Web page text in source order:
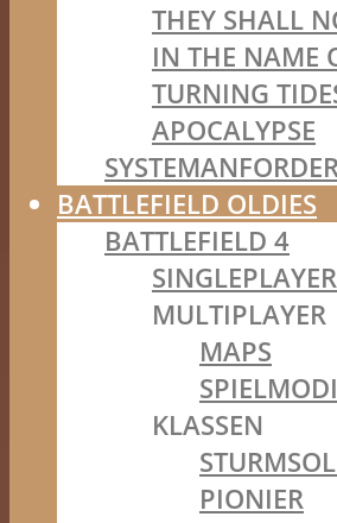
THEY SHALL
IN THE NAME
TURNING
APOCALYPSE
BATTLEFIELD OLDIES
BATTLEFIELD 4
SINGLEPLAYER
MULTIPLAYER
MAPS
SPIELMODI
KLASSEN
PIONIER